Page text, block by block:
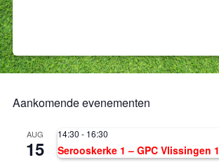
Aankomende evenementen
AUG
15
14:30 - 16:30
Serooskerke 1 – GPC Vlissingen 1